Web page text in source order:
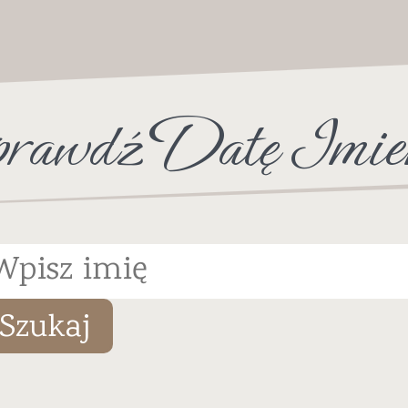
Datę